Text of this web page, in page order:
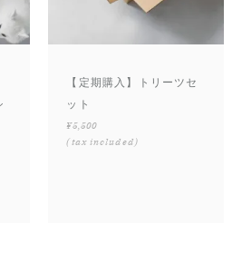
【定期購入】トリーツセ
ット
¥5,500
(tax included)